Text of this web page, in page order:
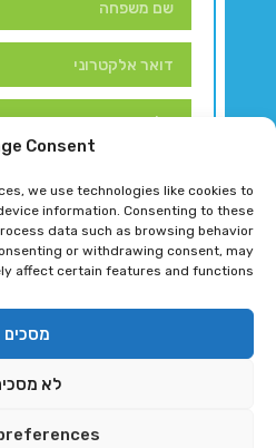
Consent
we use technologies like cookies to
information. Consenting to these
data such as browsing behavior
or withdrawing consent, may
affect certain features and functions.
מסכים
לא